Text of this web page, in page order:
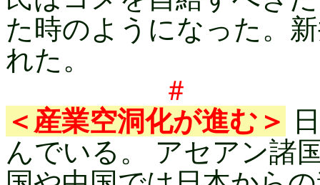
た時のようになった。
れた。
＃
＜産業空洞化が進む＞
んでいる。 アセアン諸